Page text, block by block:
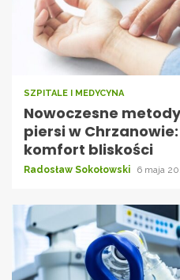
SZPITALE I MEDYCYNA
Nowoczesne
piersi w
komfort bliskości
Radosław Sokołowski 6 maja